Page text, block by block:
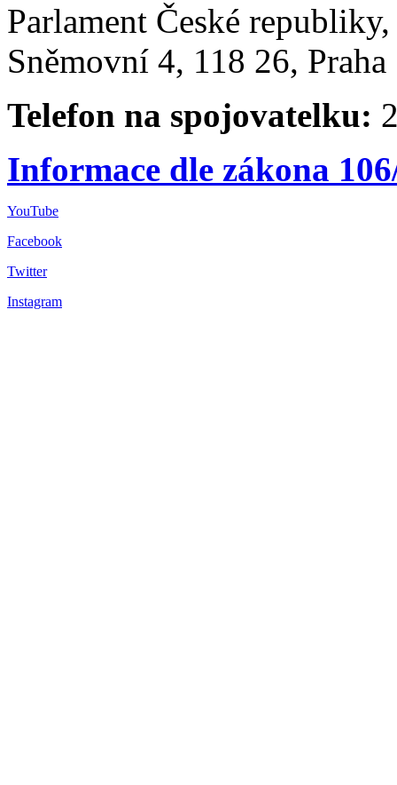
Parlament České
Sněmovní 4, 118 26,
Telefon na spojovatelku:
Informace dle zákona
YouTube
Facebook
Twitter
Instagram